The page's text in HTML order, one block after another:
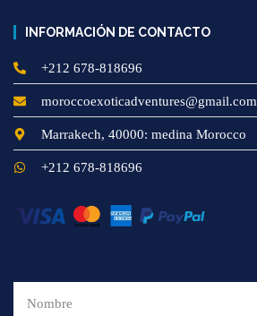
INFORMACIÓN DE CONTACTO
+212 678-818696
moroccoexoticadventures@gmail.com
Marrakech, 40000: medina Morocco
+212 678-818696